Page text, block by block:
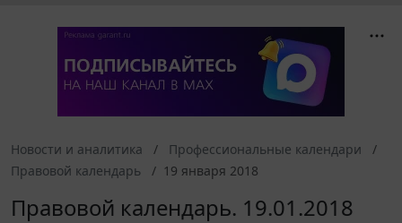
Новости и аналитика
Профессиональные календари
Правовой календарь
19 января 2018
Правовой календарь. 19.01.2018